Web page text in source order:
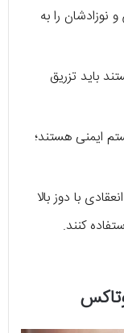
را به
باید تزریق
ایمنی هستند؛
با دوز بالا
کنند.